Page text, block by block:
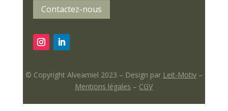
Contactez-nous
© Copyright Alveamiel 2023 – Design par Leit-Motiv–
Mentions légales – CGV